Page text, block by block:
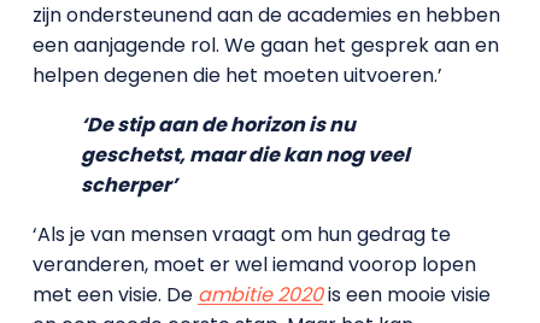
zijn ondersteunend aan de academies en hebben
een aanjagende rol. We gaan het gesprek aan en
helpen degenen die het moeten uitvoeren.’
‘De stip aan de horizon is nu
geschetst, maar die kan nog veel
scherper’
‘Als je van mensen vraagt om hun gedrag te
veranderen, moet er wel iemand voorop lopen
met een visie. De ambitie 2020is een mooie visie